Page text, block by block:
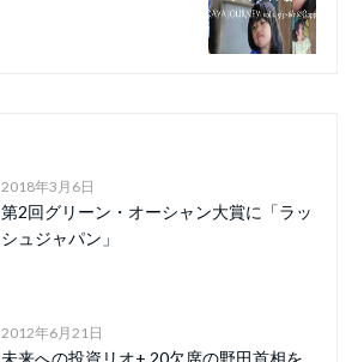
2018年3月6日
第2回グリーン・オーシャン大賞に「ラッ
シュジャパン」
2012年6月21日
未来への投資リオ+ 20欠席の野田首相を